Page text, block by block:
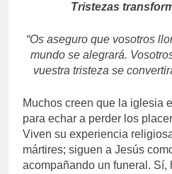
Tristezas
“Os aseguro que vosotros
mundo se alegrará.
vuestra tristeza se
Muchos creen que la iglesia
para echar a perder los
Viven su experiencia
mártires; siguen a Jesús
acompañando un funeral. Sí,